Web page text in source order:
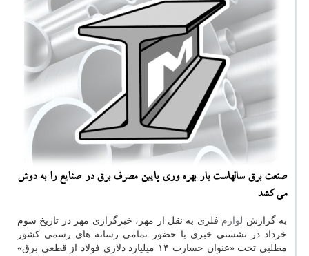
صنعت برق سالهاست بار بهره وری پایین مصرف برق در صنایع را به دوش
می کشد
به گزارش لوازم فلزی به نقل از مهر، خبرگزاری مهر در تاریخ سوم
خرداد در نشستی خبری با حضور تمامی رسانه های رسمی کشور
مطلبی تحت «عنوان خسارت ۱۴ میلیارد دلاری فولاد از قطعی برق»